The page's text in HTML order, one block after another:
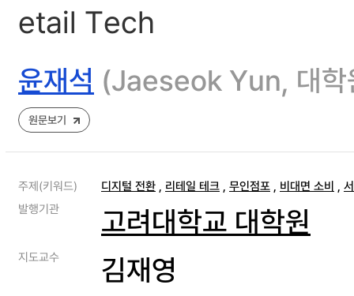
etail Tech
윤재석 (Jaeseok Yun, 대학
원문보기
주제(키워드) 디지털 전환 , 리테일 테크 , 무인점포 , 비대면 소비 ,
발행기관
고려대학교 대학원
지도교수 김재영